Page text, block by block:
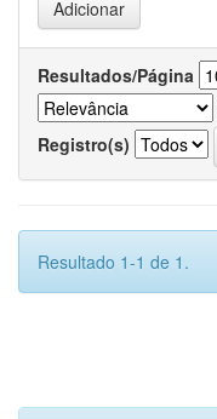
Resultados/Página
Registro(s)
Resultado 1-1 de 1.